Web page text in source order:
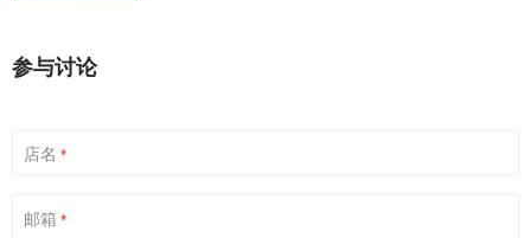
参与讨论
店名 *
邮箱 *